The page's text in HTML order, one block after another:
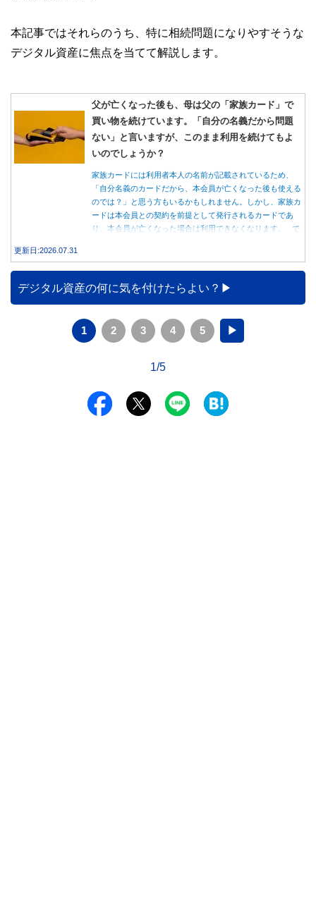
本記事ではそれらのうち、特に相続問題になりやすそうな
デジタル資産に焦点を当てて解説します。
父が亡くなった後も、母は父の「家族カード」で
買い物を続けています。「自分の名義だから問題
ない」と言いますが、このまま利用を続けてもよ
いのでしょうか？
家族カードには利用者本人の名前が記載されているため、
「自分名義のカードだから、本会員が亡くなった後も使える
のでは？」と思う方もいるかもしれません。しかし、家族カ
ードは本会員との契約を前提として発行されるカードであ
り、本会員が亡くなった場合は利用できなくなります。 で
族が行うべき手続きについて分かりやすく解説します。
更新日:2026.07.31
デジタル資産の何に気を付けたらよい？
1 2 3 4 5 ▶
1/5